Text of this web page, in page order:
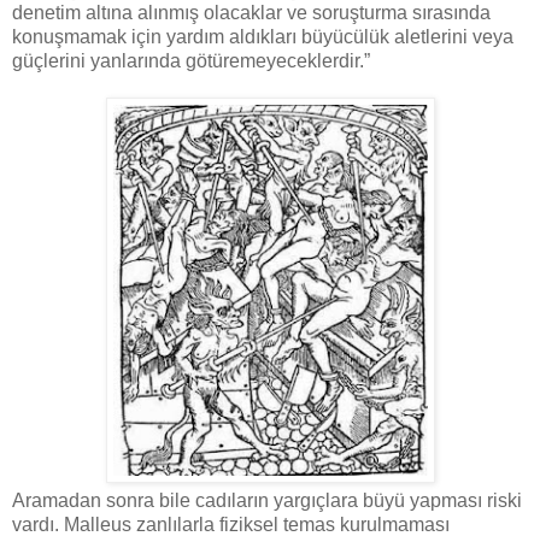
denetim altına alınmış olacaklar ve soruşturma sırasında
konuşmamak için yardım aldıkları büyücülük aletlerini veya
güçlerini yanlarında götüremeyeceklerdir.”
Aramadan sonra bile cadıların yargıçlara büyü yapması riski
vardı. Malleus zanlılarla fiziksel temas kurulmaması